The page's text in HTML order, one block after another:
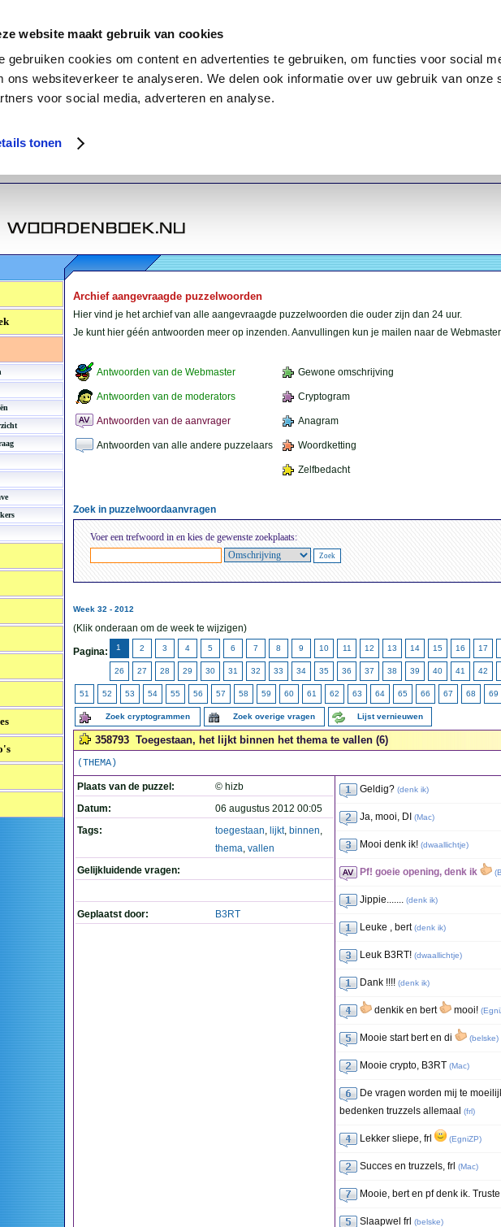
website maakt gebruik van cookies
gebruiken cookies om content en advertenties te gebruiken, om functies voor social
ons websiteverkeer te analyseren. We delen ook informatie over uw gebruik van onze
voor social media, adverteren en analyse.
tonen
Archief aangevraagde puzzelwoorden
Hier vind je het archief van alle aangevraagde puzzelwoorden die ouder zijn dan 24 uur.
Je kunt hier géén antwoorden meer op inzenden. Aanvullingen kun je mailen naar de
Antwoorden van de Webmaster Gewone omschrijving
Antwoorden van de moderators Cryptogram
Antwoorden van de aanvrager Anagram
Antwoorden van alle andere puzzelaars Woordketting
Zelfbedacht
Zoek in puzzelwoordaanvragen
Voer een trefwoord in en kies de gewenste zoekplaats:
Week 32 - 2012
(Klik onderaan om de week te wijzigen)
Pagina: 1 2 3 4 5 6 7 8 9 10 11 12 13 14 15 16 17
26 27 28 29 30 31 32 33 34 35 36 37 38 39 40 41 42
51 52 53 54 55 56 57 58 59 60 61 62 63 64 65 66 67 68 69
Zoek cryptogrammen Zoek overige vragen Lijst vernieuwen
358793 Toegestaan, het lijkt binnen het thema te vallen (6)
(THEMA)
Plaats van de puzzel:
© hizb
Datum:
06 augustus 2012 00:05
Tags:
toegestaan, lijkt, binnen,
thema, vallen
Gelijkluidende vragen:
Geplaatst door: B3RT
Geldig? (denk ik)
Ja, mooi, DI (Mac)
Mooi denk ik! (dwaallichtje)
Pf! goeie opening, denk ik (
Jippie....... (denk ik)
Leuke , bert (denk ik)
Leuk B3RT! (dwaallichtje)
Dank !!!! (denk ik)
denkik en bert mooi! (
Mooie start bert en di (belske)
Mooie crypto, B3RT (Mac)
De vragen worden mij te
bedenken truzzels allemaal (frl)
Lekker sliepe, frl (EgniZP)
Succes en truzzels, frl (Mac)
Mooie, bert en pf denk ik. Truste
Slaapwel frl (belske)